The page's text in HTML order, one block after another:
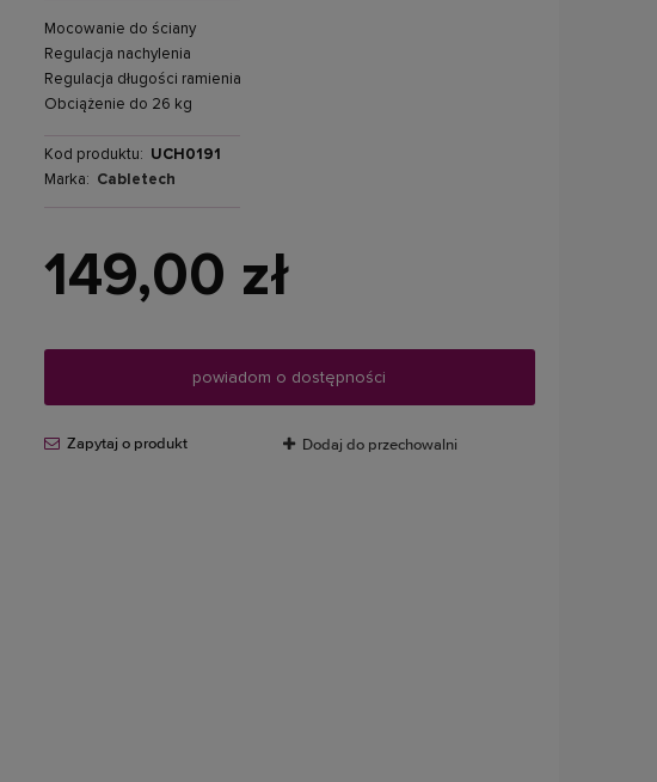
Mocowanie do ściany
Regulacja nachylenia
Regulacja długości ramienia
Obciążenie do 26 kg
Kod produktu:
UCH0191
Marka:
Cabletech
149,00 zł
powiadom o dostępności
Zapytaj o produkt Dodaj do przechowalni